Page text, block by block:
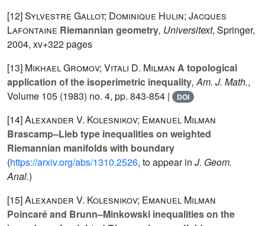
[12]Sylvestre Gallot; Dominique Hulin; Jacques
Lafontaine Riemannian geometry, Universitext, Springer,
2004, xv+322 pages
[13] Mikhael Gromov; Vitali D. Milman A topological
application of the isoperimetric inequality, Am. J. Math.,
Volume 105 (1983) no. 4, pp. 843-854 | DOI
[14]Alexander V. Kolesnikov; Emanuel Milman
Brascamp–Lieb type inequalities on weighted
Riemannian manifolds with boundary
(https://arxiv.org/abs/1310.2526, to appear in J. Geom.
Anal.)
[15]Alexander V. Kolesnikov; Emanuel Milman
Poincaré and Brunn–Minkowski inequalities on the